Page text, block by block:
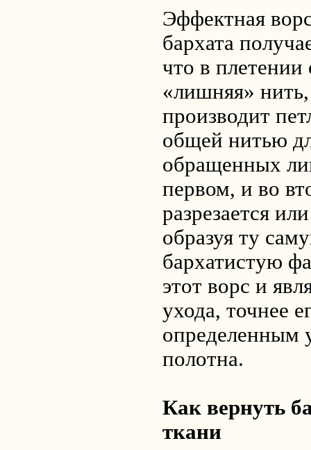
Эффектная
бархата
что в плетении
«лишняя»
производит
общей нитью
обращенных
первом, и во
разрезается
образуя ту
бархатистую
этот ворс и
ухода, точнее
определенным
полотна.
Как вернуть
ткани